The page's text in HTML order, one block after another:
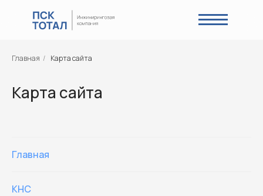
Главная / Карта сайта
Карта сайта
Главная
КНС